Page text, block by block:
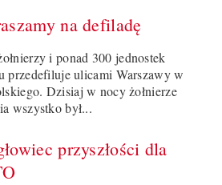
na defiladę
i ponad 300 jednostek
przedefiluje ulicami Warszawy w
Dzisiaj w nocy żołnierze
wszystko był...
przyszłości dla